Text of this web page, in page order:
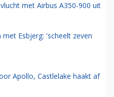
met Airbus A350-900 uit
Esbjerg: 'scheelt zeven
Apollo, Castlelake haakt af